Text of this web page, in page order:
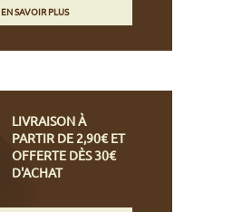
EN SAVOIR PLUS
LIVRAISON À
PARTIR DE 2,90€ ET
OFFERTE DÈS 30€
D'ACHAT